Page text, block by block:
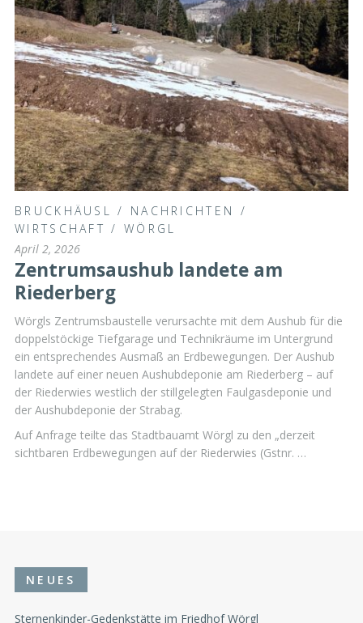
BRUCKHÄUSL / NACHRICHTEN
/
WIRTSCHAFT / WÖRGL
April 2, 2026
Zentrumsaushub landete am
Riederberg
Wörgls Zentrumsbaustelle verursachte mit dem Aushub für die
doppelstöckige Tiefgarage und Technikräume im Untergrund
ein entsprechendes Ausmaß an Erdbewegungen. Der Aushub
landete auf einer neuen Aushubdeponie am Riederberg – auf
der Riederwies westlich der stillgelegten Faulgasdeponie und
der Aushubdeponie der Strabag.
Auf Anfrage teilte das Stadtbauamt Wörgl zu den „derzeit
sichtbaren Erdbewegungen auf der Riederwies (Gstnr. …
NEUES
Sternenkinder-Gedenkstätte im Friedhof Wörgl